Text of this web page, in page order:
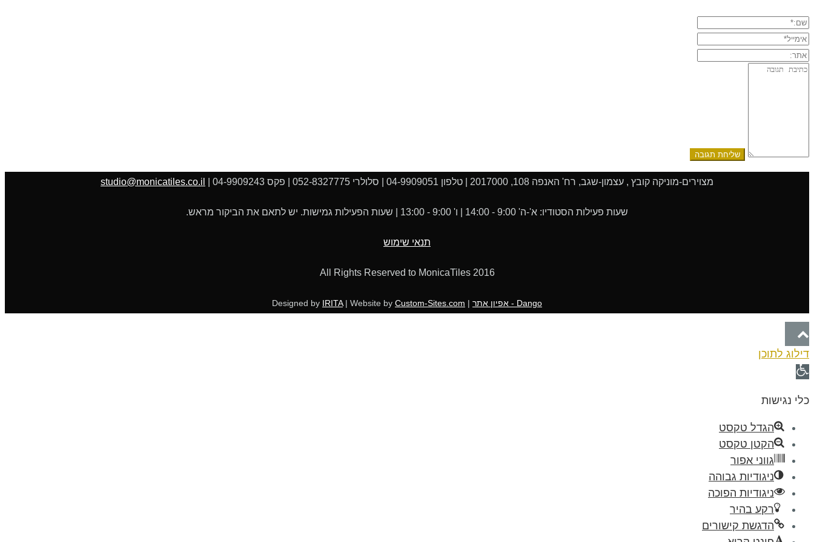
שם:*
אימייל*
אתר:
תגובה:
מצוירים-מוניקה קובץ , עצמון-שגב, רח' האנפה 108, 2017000 | טלפון 04-9909051 | סלולרי 052-8327775 | פקס 04-9909243 | studio@monicatiles.co.il
שעות פעילות הסטודיו: א'-ה' 9:00 - 14:00 | ו' 9:00 - 13:00 | שעות הפעילות גמישות. יש לתאם את הביקור מראש.
תנאי שימוש
All Rights Reserved to MonicaTiles 2016
Dango - אפיון אתר | Designed by
IRITA| Website by Custom-Sites.com
לראש
העמוד
דילוג לתוכן
פתח
כלי נגישות
הגדל טקסט
הקטן טקסט
גווני אפור
ניגודיות גבוהה
ניגודיות הפוכה
רקע בהיר
הדגשת קישורים